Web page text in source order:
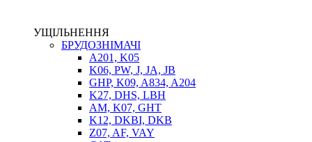
ВТУЛКИ
УЩІЛЬНЕННЯ
БРУДОЗНІМАЧІ
A201, K05
K06, PW, J, JA, JB
GHP, K09, A834, A204
K27, DHS, LBH
AM, K07, GHT
K12, DKBI, DKB
Z07, AF, VAY